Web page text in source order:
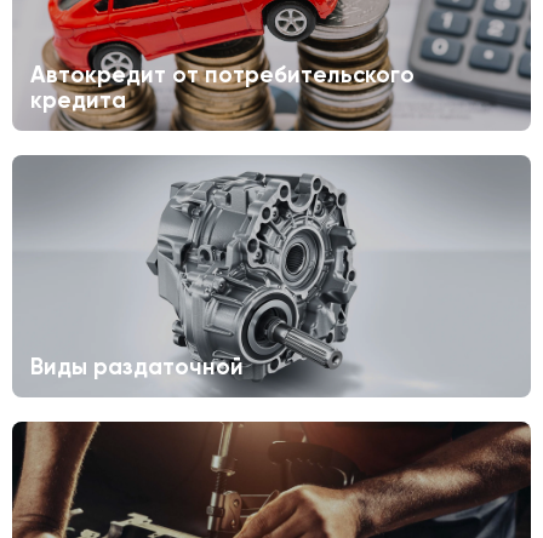
Автокредит от потребительского
кредита
Виды раздаточной